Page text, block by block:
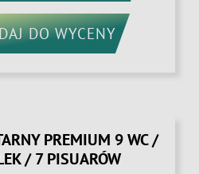
DO WYCENY
PREMIUM 9 WC /
/ 7 PISUARÓW